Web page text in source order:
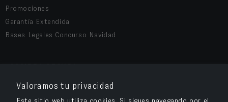
Valoramos tu privacidad
Promociones
Garantía Extendida
Bases Legales Concurso Navidad
COMPRA SEGURA